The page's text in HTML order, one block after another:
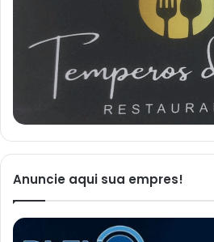
Anuncie aqui sua empres!